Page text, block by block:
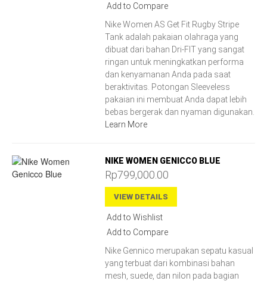
Add to Compare
Nike Women AS Get Fit Rugby Stripe
Tank adalah pakaian olahraga yang
dibuat dari bahan Dri-FIT yang sangat
ringan untuk meningkatkan performa
dan kenyamanan Anda pada saat
beraktivitas. Potongan Sleeveless
pakaian ini membuat Anda dapat lebih
bebas bergerak dan nyaman digunakan.
Learn More
NIKE WOMEN GENICCO BLUE
Rp799,000.00
VIEW DETAILS
Add to Wishlist
Add to Compare
Nike Gennico merupakan sepatu kasual
yang terbuat dari kombinasi bahan
mesh, suede, dan nilon pada bagian